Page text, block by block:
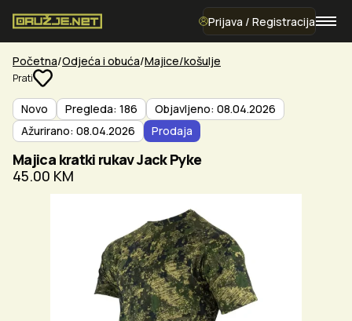
Prijava / Registracija
Početna Odjeća i obuća Majice/košulje
Prati
Novo Pregleda: 186
Objavljeno: 08.04.2026
Ažurirano: 08.04.2026
Prodaja
Majica kratki rukav Jack Pyke
45.00 KM